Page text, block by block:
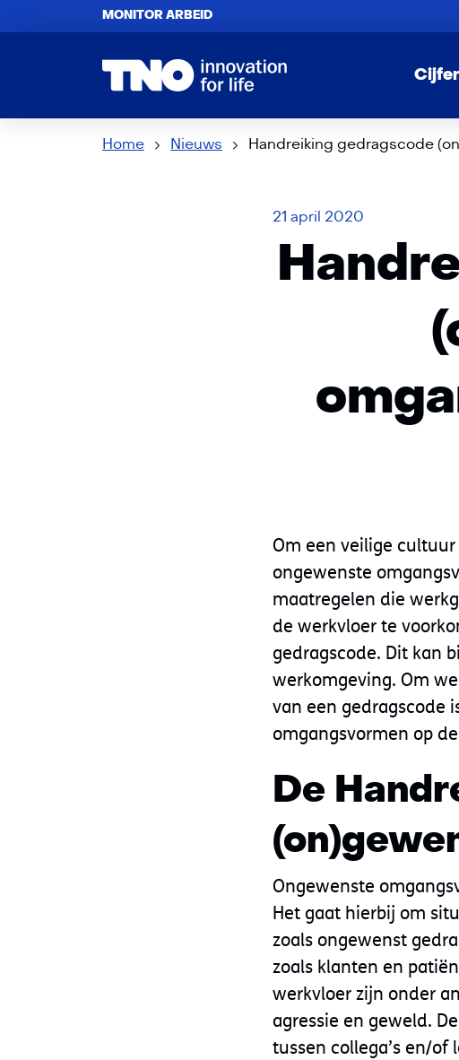
MONITOR ARBEID
Home Nieuws Handreiking gedragscode
21 april 2020
Om een veilige
ongewenste
maatregelen die
de werkvloer te
gedragscode. Dit kan
werkomgeving. Om
van een gedragscode
omgangsvormen op
De
Ongewenste
Het gaat hierbij om
zoals ongewenst
zoals klanten en
werkvloer zijn onder
agressie en geweld.
tussen collega’s en/